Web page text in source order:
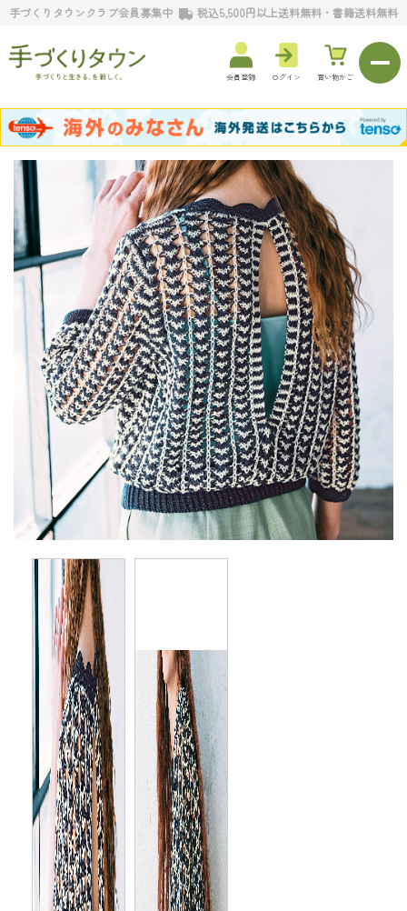
手づくりタウンクラブ会員募集中 税込5,500円以上送料無料・書籍送料無料
会員登録 ログイン 買い物かご